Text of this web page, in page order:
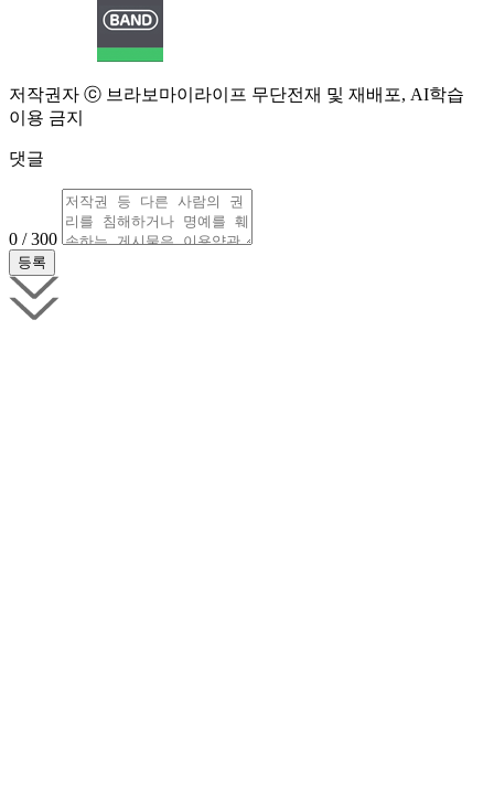
저작권자 ⓒ 브라보마이라이프 무단전재 및 재배포, AI학습
이용 금지
댓글
0 / 300